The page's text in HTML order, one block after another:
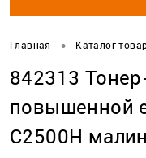
Главная • Каталог
842313
повышенной
C2500H